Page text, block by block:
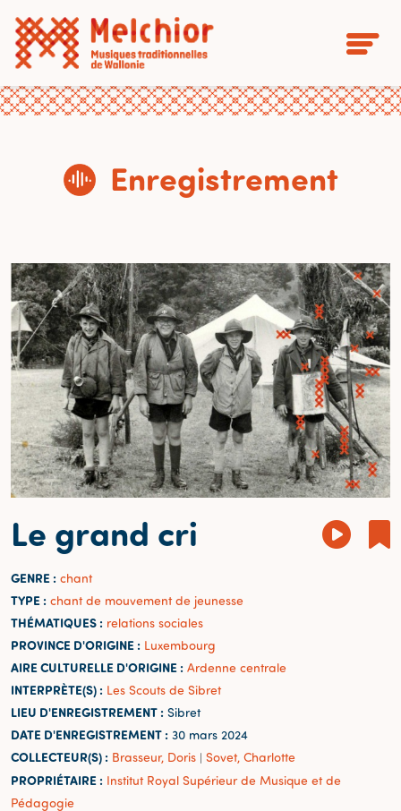
Enregistrement
Le grand cri
GENRE : chant
TYPE : chant de mouvement de jeunesse
THÉMATIQUES : relations sociales
PROVINCE D'ORIGINE : Luxembourg
AIRE CULTURELLE D'ORIGINE : Ardenne centrale
INTERPRÈTE(S) : Les Scouts de Sibret
LIEU D'ENREGISTREMENT : Sibret
DATE D'ENREGISTREMENT : 30 mars 2024
COLLECTEUR(S) : Brasseur, Doris | Sovet, Charlotte
PROPRIÉTAIRE : Institut Royal Supérieur de Musique et de
Pédagogie